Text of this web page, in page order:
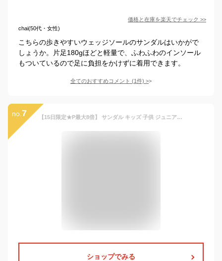
価格と在庫を楽天でチェック >>
chai(50代・女性)
こちらの歩きやすいウェッジソールのサンダルはいかがで
しょうか。片足180gほどと軽量で、ふわふわのインソール
もついているので足に負担をかけずに着用できます。
全てのおすすめコメント (1件) >
no. 7 【15日限定★P最大8倍】 サンダル キッズ 子供 ジュニア 靴 女の子 黒 ブラック 白 ホワイト アイボリー かわいい おしゃれ キラキラ 大人っぽい ヒール 美脚 ファスナー 脱ぎ履き簡単 小学生 中学生 ラブリースマイル Lovely Smile LS8005
ショップでみる